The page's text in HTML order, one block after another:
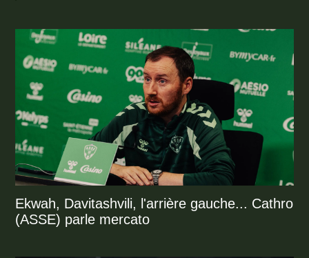
Ekwah, Davitashvili, l'arrière gauche... Cathro
(ASSE) parle mercato